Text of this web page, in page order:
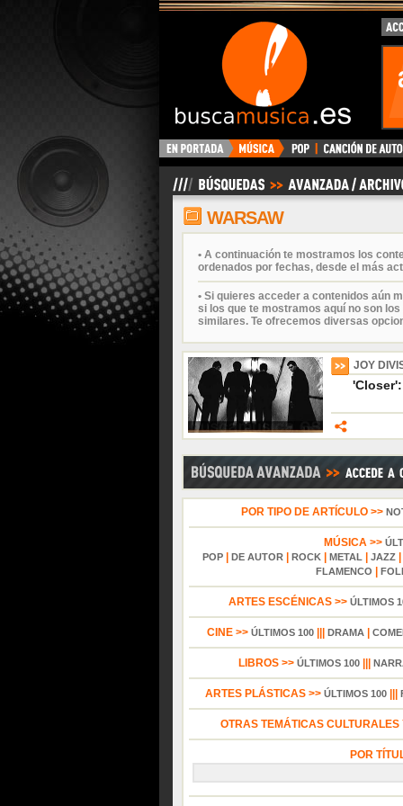
BuscaMusica.es
WARSAW
• A continuación te mostramos los
ordenados por fechas, desde el más
• Si quieres acceder a contenidos aún
si los que te mostramos aquí no son
similares. Te ofrecemos diversas
JOY
POR TIPO DE ARTÍCULO >>
MÚSICA >>
POP| DE AUTOR| ROCK| METAL| JAZZ|
FLAMENCO
ARTES ESCÉNICAS >> ÚLTIMOS
CINE >> ÚLTIMOS 100 DRAMA
LIBROS >> ÚLTIMOS 100
ARTES PLÁSTICAS >> ÚLTIMOS 100
OTRAS TEMÁTICAS CULTURALES
POR